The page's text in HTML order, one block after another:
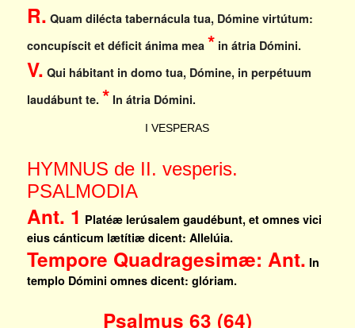
R. Quam dilécta tabernácula tua, Dómine virtútum:
concupíscit et déficit ánima mea * in átria Dómini.
V. Qui hábitant in domo tua, Dómine, in perpétuum
laudábunt te. * In átria Dómini.
I VESPERAS
HYMNUS de II. vesperis.
PSALMODIA
Ant. 1 Platéæ Ierúsalem gaudébunt, et omnes vici
eius cánticum lætítiæ dicent: Allelúia.
Tempore Quadragesimæ: Ant. In
templo Dómini omnes dicent: glóriam.
Psalmus 63 (64)